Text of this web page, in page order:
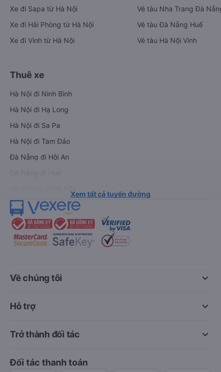
Xe đi Sapa từ Hà Nội
Xe đi Hải Phòng từ Hà Nội
Xe đi Vinh từ Hà Nội
Vé tàu Nha Trang Đà
Vé tàu Đà Nẵng Huế
Vé tàu Hà Nội Vinh
Thuê xe
Hà Nội đi Ninh Bình
Hà Nội đi Hạ Long
Hà Nội đi Sa Pa
Hà Nội đi Tam Đảo
Đà Nẵng đi Hội An
Xem tất cả tuyến đường
keyboard_arrow_down
Về chúng tôi
keyboard_arrow_down
Hỗ trợ
keyboard_arrow_down
Trở thành đối tác
Đối tác thanh toán